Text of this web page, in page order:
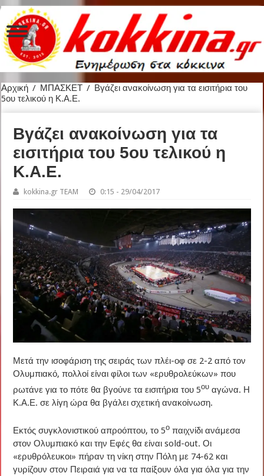
Αρχική / ΜΠΑΣΚΕΤ / Βγάζει ανακοίνωση για τα εισιτήρια του
5ου τελικού η Κ.Α.Ε.
Βγάζει ανακοίνωση για τα
εισιτήρια του 5ου τελικού η
Κ.Α.Ε.
kokkina.gr TEAM 0:15 - 29/04/2017
Μετά την ισοφάριση της σειράς των πλέι-οφ σε 2-2 από τον
Ολυμπιακό, πολλοί είναι φίλοι των «ερυθρολεύκων» που
ρωτάνε για το πότε θα βγούνε τα εισιτήρια του 5ου αγώνα. Η
Κ.Α.Ε. σε λίγη ώρα θα βγάλει σχετική ανακοίνωση.
Εκτός συγκλονιστικού απροόπτου, το 5ο παιχνίδι ανάμεσα
στον Ολυμπιακό και την Εφές θα είναι sold-out. Οι
«ερυθρόλευκοι» πήραν τη νίκη στην Πόλη με 74-62 και
γυρίζουν στον Πειραιά για να τα παίξουν όλα για όλα για την